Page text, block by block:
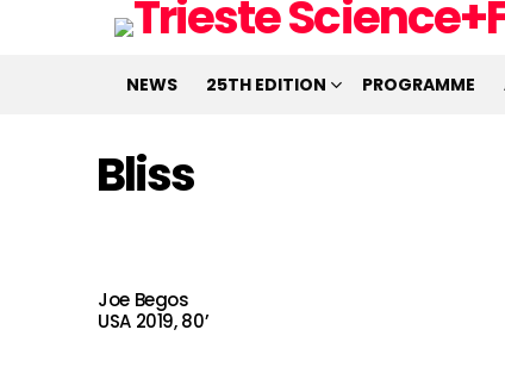
NEWS 25TH EDITION PROGRAMME
Bliss
Joe Begos
USA 2019, 80’